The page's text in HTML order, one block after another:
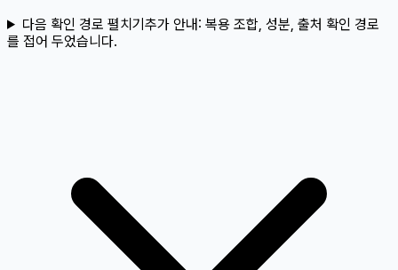
다음 확인 경로 펼치기추가 안내: 복용 조합, 성분, 출처 확인 경로
를 접어 두었습니다.